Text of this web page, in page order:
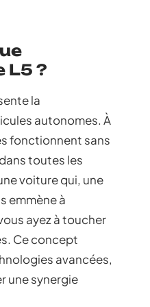
L5 ?
la
autonomes. À
fonctionnent sans
toutes les
voiture qui, une
emmène à
ayez à toucher
Ce concept
avancées,
une synergie